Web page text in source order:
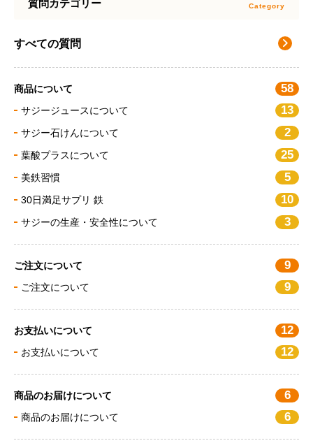
質問カテゴリー
すべての質問
商品について 58
サジージュースについて 13
サジー石けんについて 2
葉酸プラスについて 25
美鉄習慣 5
30日満足サプリ 鉄 10
サジーの生産・安全性について 3
ご注文について 9
ご注文について 9
お支払いについて 12
お支払いについて 12
商品のお届けについて 6
商品のお届けについて 6